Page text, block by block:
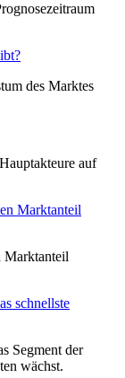
des Marktes
auf
Marktanteil
Marktanteil
schnellste
Segment der
wächst.